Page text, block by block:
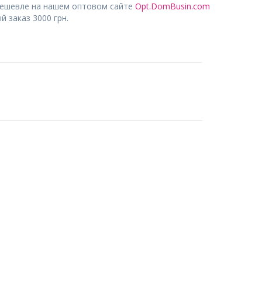
на нашем оптовом сайте Opt.DomBusin.com
заказ 3000 грн.